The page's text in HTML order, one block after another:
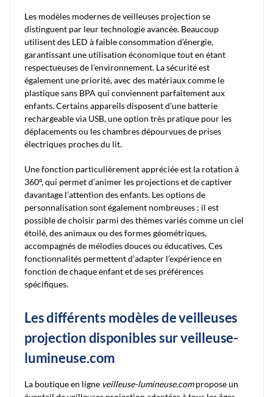
Les modèles modernes de veilleuses projection se
distinguent par leur technologie avancée. Beaucoup
utilisent des LED à faible consommation d’énergie,
garantissant une utilisation économique tout en étant
respectueuses de l’environnement. La sécurité est
également une priorité, avec des matériaux comme le
plastique sans BPA qui conviennent parfaitement aux
enfants. Certains appareils disposent d’une batterie
rechargeable via USB, une option très pratique pour les
déplacements ou les chambres dépourvues de prises
électriques proches du lit.
Une fonction particulièrement appréciée est la rotation à
360°, qui permet d’animer les projections et de captiver
davantage l’attention des enfants. Les options de
personnalisation sont également nombreuses : il est
possible de choisir parmi des thèmes variés comme un ciel
étoilé, des animaux ou des formes géométriques,
accompagnés de mélodies douces ou éducatives. Ces
fonctionnalités permettent d’adapter l’expérience en
fonction de chaque enfant et de ses préférences
spécifiques.
Les différents modèles de veilleuses
projection disponibles sur veilleuse-
lumineuse.com
La boutique en ligne veilleuse-lumineuse.compropose un